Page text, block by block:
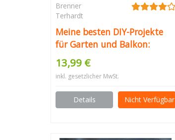
Brenner
Terhardt
Meine besten DIY-Projekte
für Garten und Balkon:
Draußen schöner wohnen:
Beleuchtung, Sichtschutz,
Möbel, Accessoires,
Hochbeete, Deko
13,99 €
inkl. gesetzlicher MwSt.
Details Nicht Verfügbar